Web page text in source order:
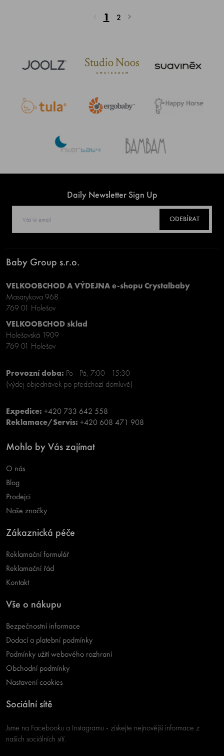
1 2
Daily Newsletter Sign Up
ODEBÍRAT
Baby Group s.r.o.
VELKOOBCHOD A VÝDEJNA e-shopu Crystalbaby
Masarykova 968
769 01 Holešov
VELKOOBCHOD sklad
Holešovská 1909
769 01 Holešov
Provozní doba: Po - Pá, 7:00 - 15:30
(výdej objednávek po předchozí domluvě)
Expedice: +420 733 642 558
Reklamace/Servis: +420 608 471 908
Mohlo by Vás zajímat
O nás
Blog
Prodejci
Naše značky
Zákaznická péče
Reklamační formulář
Reklamační řád
Kontakt
Vše o nákupu
Bezpečnostní informace
Dodací a platební podmínky
Podmínky užití webového rozhraní
Obchodní podmínky
Nastavení cookies
Sociální sítě
Jsme na Facebooku a Instagramu - získejte nejnovější informace z
našich sociálních sítí.